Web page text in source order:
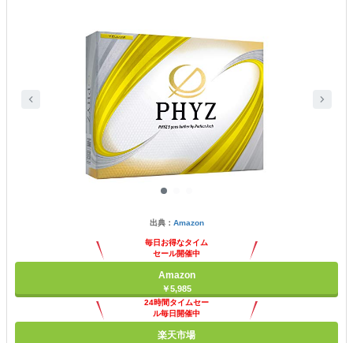
出典： Amazon
毎日お得なタイム
セール開催中
Amazon
￥5,985
24時間タイムセー
ル毎日開催中
楽天市場